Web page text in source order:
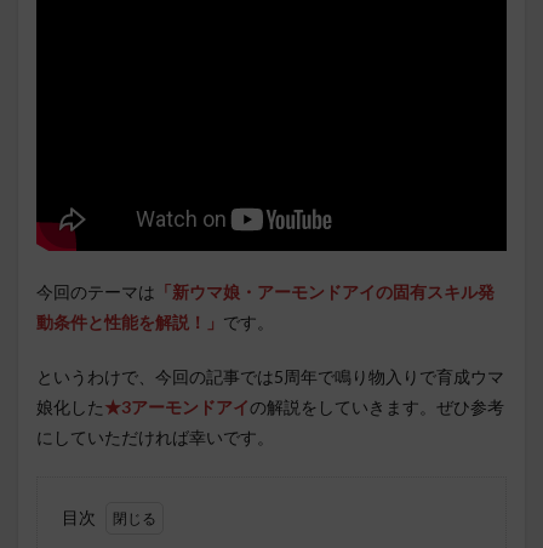
今回のテーマは 「新ウマ娘・アーモンドアイの固有スキル発
動条件と性能を解説！」 です。
というわけで、今回の記事では5周年で鳴り物入りで育成ウマ
娘化した★3アーモンドアイの解説をしていきます。ぜひ参考
にしていただければ幸いです。
目次